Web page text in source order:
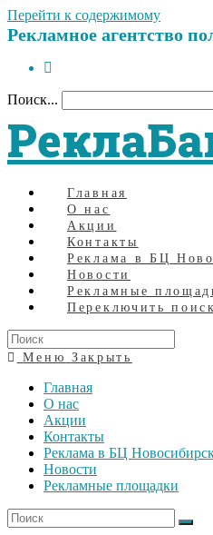
Перейти к содержимому
Рекламное агентство
Поиск...
Главная
О нас
Акции
Контакты
Реклама в БЦ
Новости
Рекламные
Переключить
Меню Закрыть
Главная
О нас
Акции
Контакты
Реклама в БЦ
Новости
Рекламные площадки